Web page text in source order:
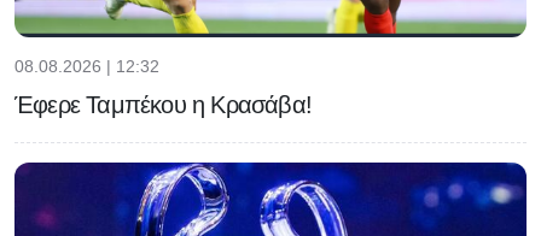
08.08.2026 | 12:32
Έφερε Ταμπέκου η Κρασάβα!